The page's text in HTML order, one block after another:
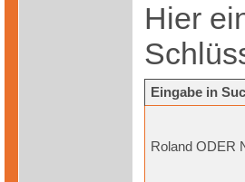
Hier
Eingabe in
Roland ODER